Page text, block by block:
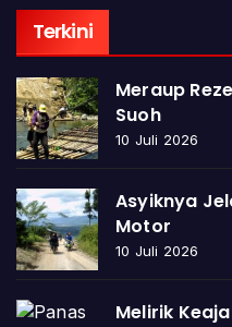
Terkini
Meraup
Suoh
10 Juli 2026
Asyiknya
Motor
10 Juli 2026
Melirik